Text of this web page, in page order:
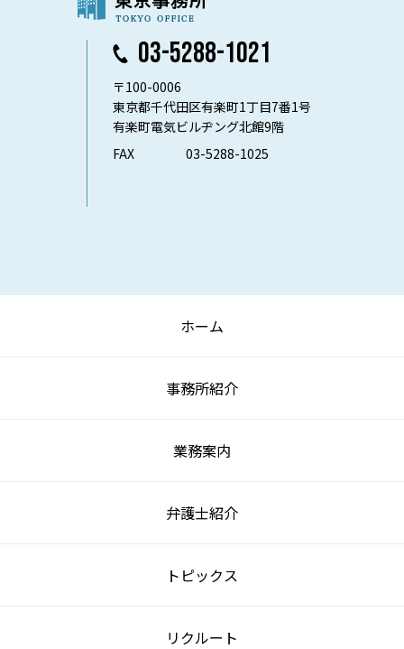
03-5288-1021
〒100-0006
東京都千代田区有楽町1丁目7番1号
有楽町電気ビルヂング北館9階
FAX
03-5288-1025
ホーム
事務所紹介
業務案内
弁護士紹介
トピックス
リクルート